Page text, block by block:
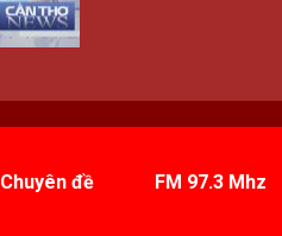
Chuyên đề FM 97.3 Mhz